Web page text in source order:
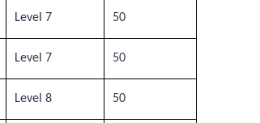
Level 7 50
Level 7 50
Level 8 50